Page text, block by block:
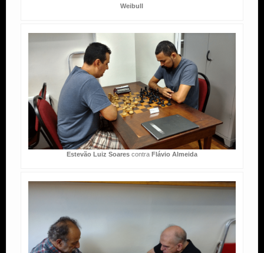
Weibull
Estevão Luiz Soarescontra Flávio Almeida